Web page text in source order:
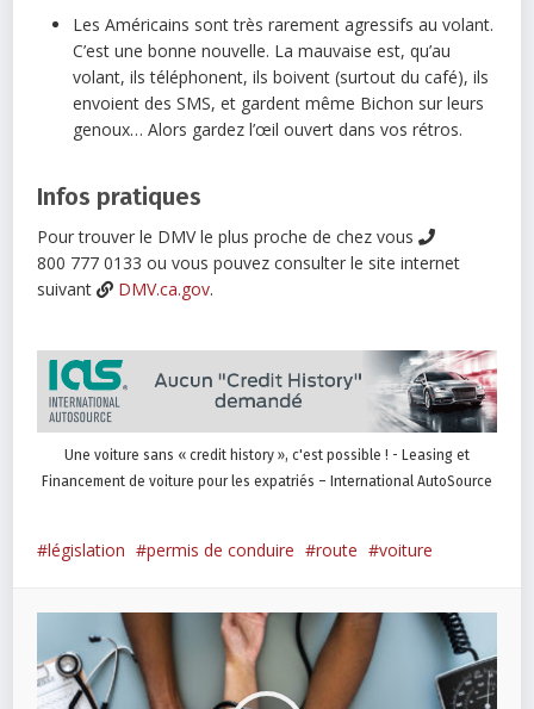
Les Américains sont très rarement agressifs au volant.
C’est une bonne nouvelle. La mauvaise est, qu’au
volant, ils téléphonent, ils boivent (surtout du café), ils
envoient des SMS, et gardent même Bichon sur leurs
genoux… Alors gardez l’œil ouvert dans vos rétros.
Infos pratiques
Pour trouver le DMV le plus proche de chez vous
800 777 0133 ou vous pouvez consulter le site internet
suivant
DMV.ca.gov.
Une voiture sans « credit history », c'est possible ! - Leasing et
Financement de voiture pour les expatriés – International AutoSource
législation permis de conduire route voiture